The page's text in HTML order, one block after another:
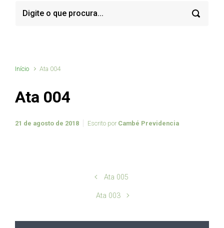
Início Ata 004
Ata 004
21 de agosto de 2018 Escrito por Cambé Previdencia
Ata 005
Ata 003